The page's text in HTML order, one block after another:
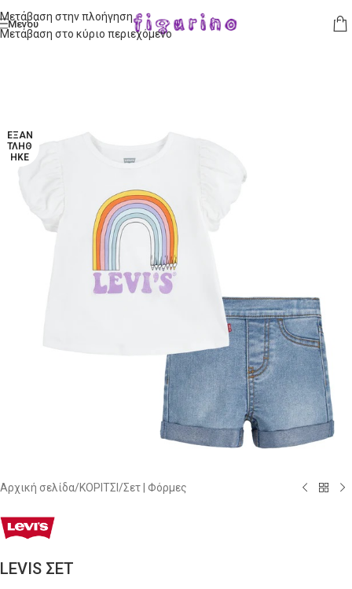
Μετάβαση στην πλοήγηση
Μετάβαση στο κύριο περιεχόμενο
Μενού
ΕΞΑΝ
ΤΛΉΘ
ΗΚΕ
Αρχική σελίδα/ΚΟΡΙΤΣΙ /Σετ | Φόρμες
LEVIS ΣΕΤ